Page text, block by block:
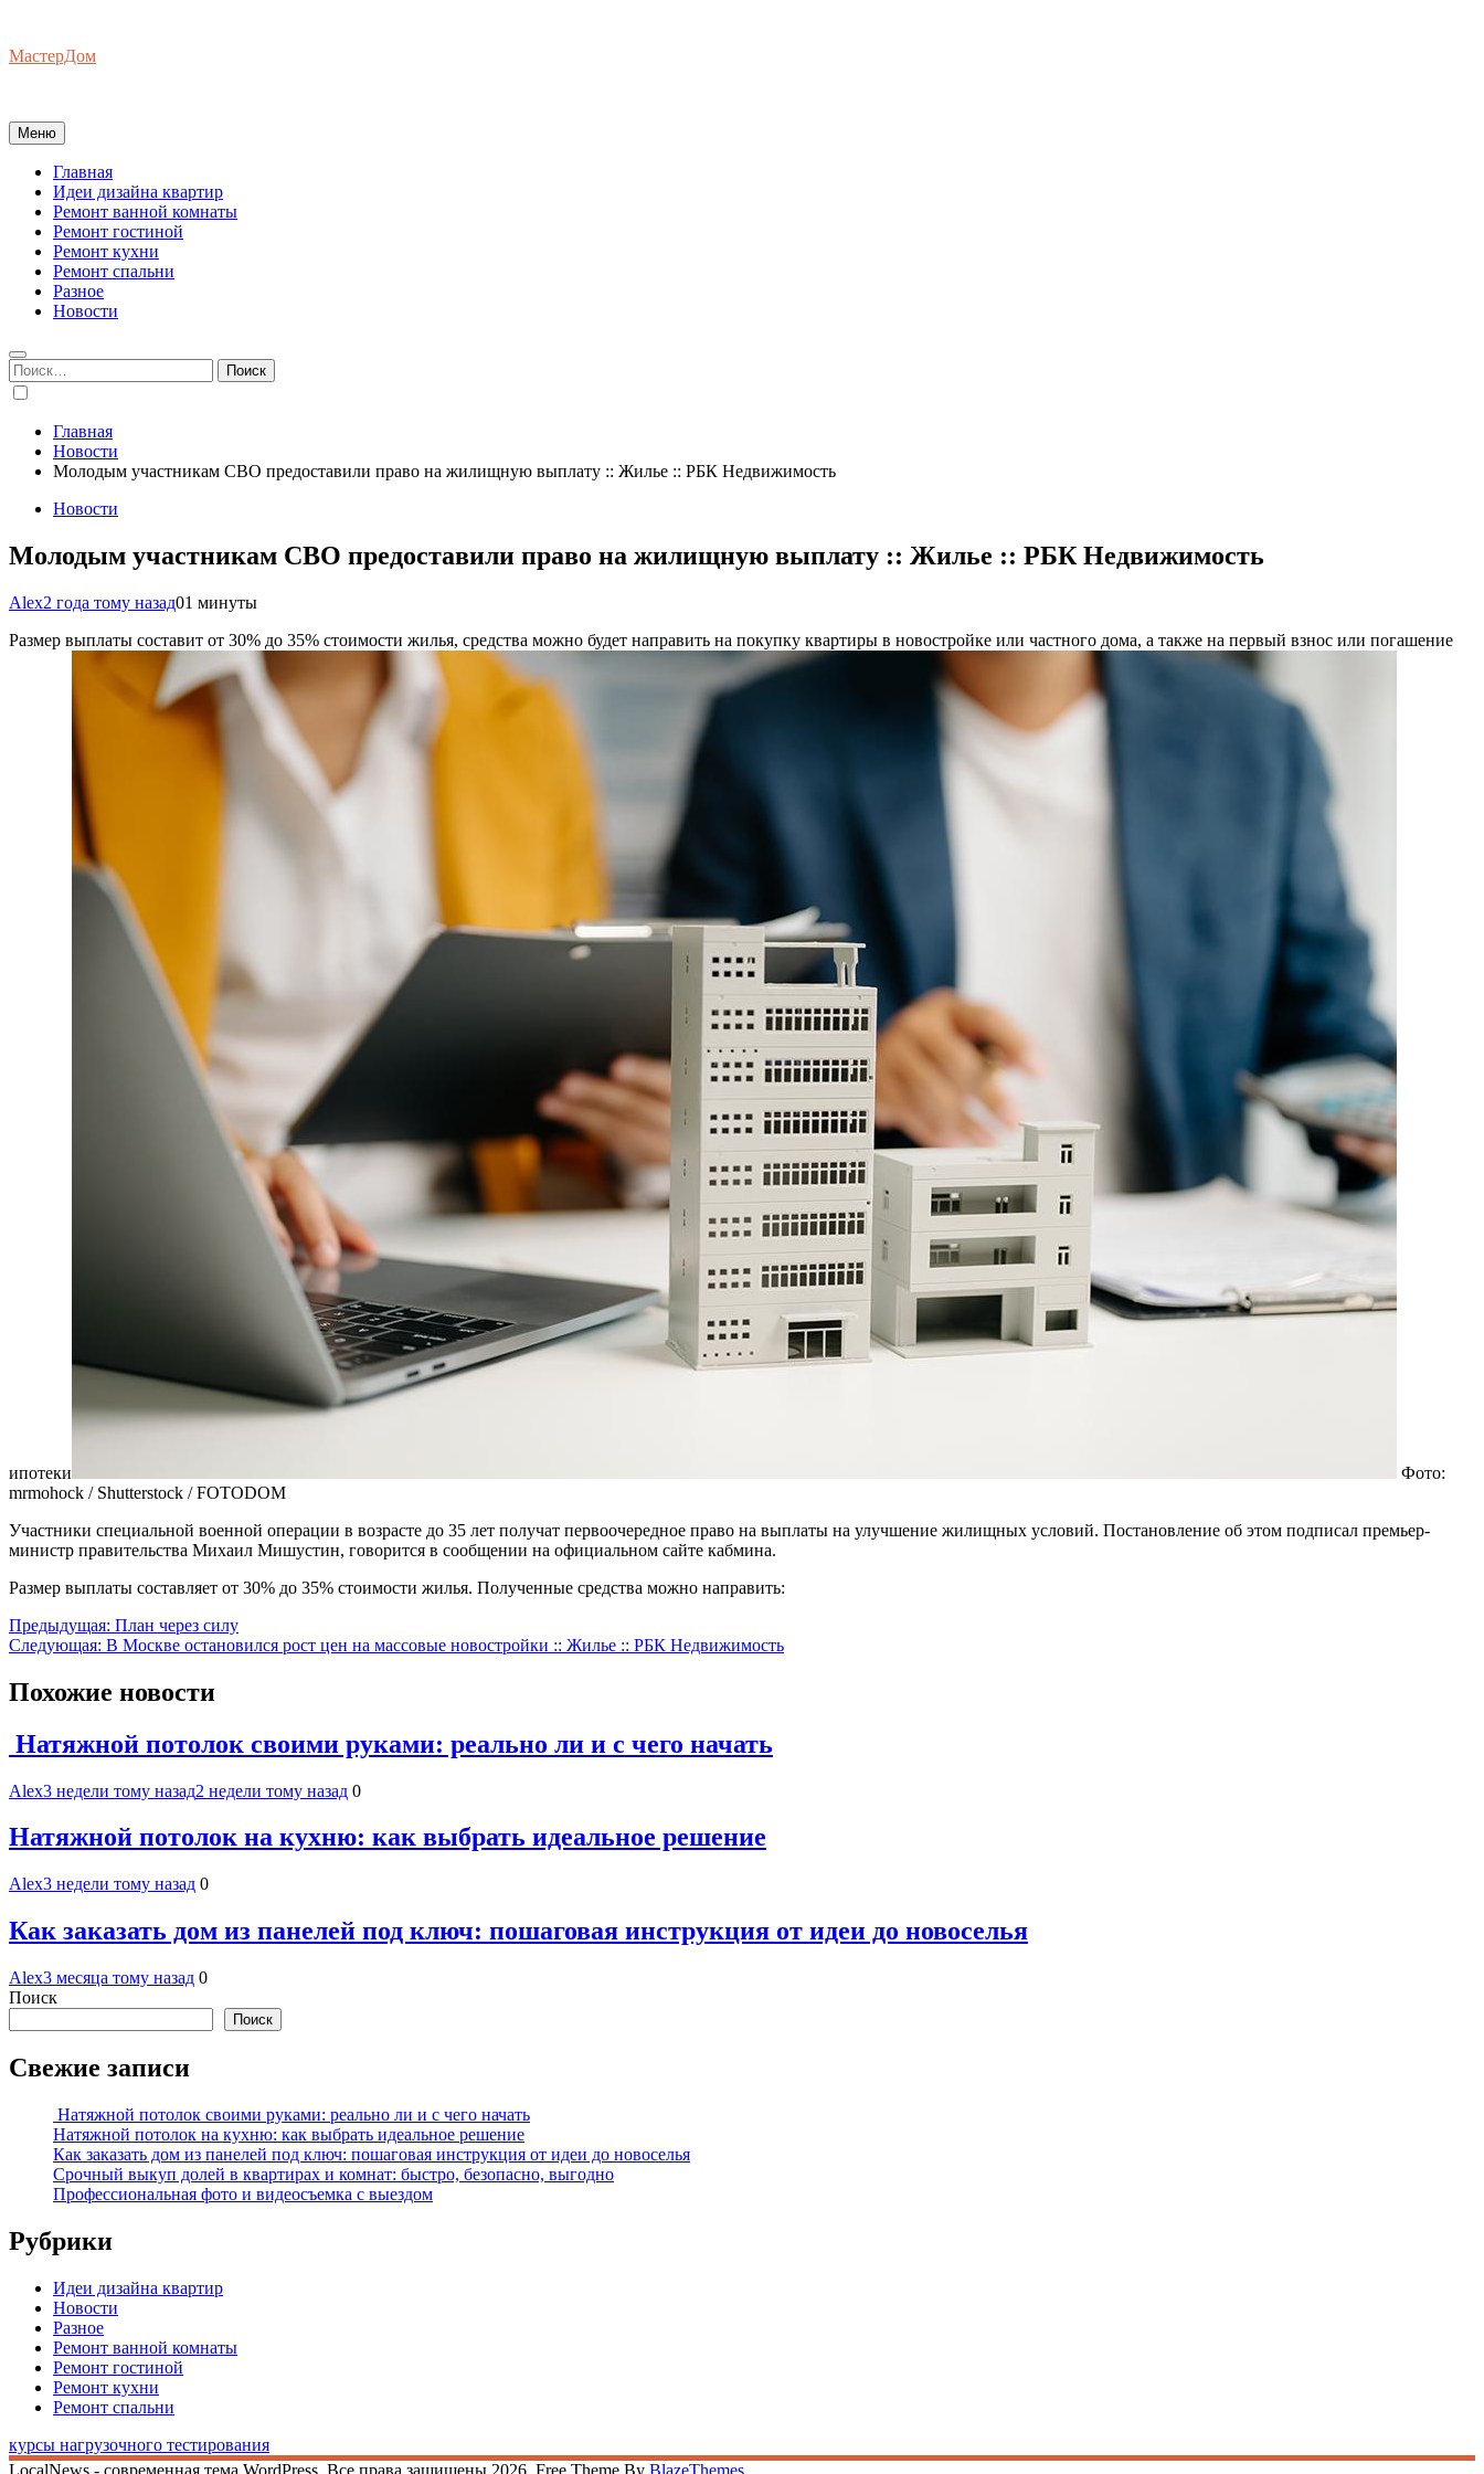
содержимому
МастерДом
Меню
Главная
Идеи дизайна квартир
Ремонт ванной комнаты
Ремонт гостиной
Ремонт кухни
Ремонт спальни
Разное
Новости
Найти:
Главная
Новости
Молодым участникам СВО предоставили право на жилищную выплату :: Жилье :: РБК Недвижимость
Новости
Молодым участникам СВО предоставили право на жилищную выплату :: Жилье :: РБК Недвижимость
Alex2 года тому назад01 минуты
Размер выплаты составит от 30% до 35% стоимости жилья, средства можно будет направить на покупку квартиры в новостройке или частного дома, а также на первый взнос или погашение
ипотеки
Фото:
mrmohock / Shutterstock / FOTODOM
Участники специальной военной операции в возрасте до 35 лет получат первоочередное право на выплаты на улучшение жилищных условий. Постановление об этом подписал премьер-
министр правительства Михаил Мишустин, говорится в сообщении на официальном сайте кабмина.
Размер выплаты составляет от 30% до 35% стоимости жилья. Полученные средства можно направить:
Навигация
по
записям
Предыдущая: План через силу
Следующая: В Москве остановился рост цен на массовые новостройки :: Жилье :: РБК Недвижимость
Похожие новости
Натяжной потолок своими руками: реально ли и с чего начать
Alex3 недели тому назад2 недели тому назад 0
Натяжной потолок на кухню: как выбрать идеальное решение
Alex3 недели тому назад 0
Как заказать дом из панелей под ключ: пошаговая инструкция от идеи до новоселья
Alex3 месяца тому назад 0
Поиск
Поиск
Свежие записи
Натяжной потолок своими руками: реально ли и с чего начать
Натяжной потолок на кухню: как выбрать идеальное решение
Как заказать дом из панелей под ключ: пошаговая инструкция от идеи до новоселья
Срочный выкуп долей в квартирах и комнат: быстро, безопасно, выгодно
Профессиональная фото и видеосъемка с выездом
Рубрики
Идеи дизайна квартир
Новости
Разное
Ремонт ванной комнаты
Ремонт гостиной
Ремонт кухни
Ремонт спальни
курсы нагрузочного тестирования
LocalNews - современная тема WordPress. Все права защищены 2026. Free Theme By BlazeThemes